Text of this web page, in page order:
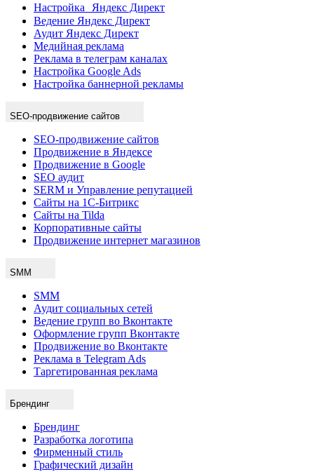
Настройка Яндекс Директ
Ведение Яндекс Директ
Аудит Яндекс Директ
Медийная реклама
Реклама в телеграм каналах
Настройка Google Ads
Настройка баннерной рекламы
SEO-продвижение сайтов
SEO-продвижение сайтов
Продвижение в Яндексе
Продвижение в Google
SEO аудит
SERM и Управление репутацией
Сайты на 1С-Битрикс
Сайты на Tilda
Корпоративные сайты
Продвижение интернет магазинов
SMM
SMM
Аудит социальных сетей
Ведение групп во Вконтакте
Оформление групп Вконтакте
Продвижение во Вконтакте
Реклама в Telegram Ads
Таргетированная реклама
Брендинг
Брендинг
Разработка логотипа
Фирменный стиль
Графический дизайн